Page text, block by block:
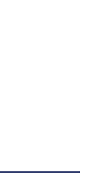
間経過で現在
共有している